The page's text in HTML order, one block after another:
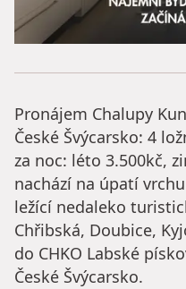
Pronájem Chalupy
České Švýcarsko: 4
za noc: léto 3.500kč,
nachází na úpatí
ležící nedaleko
Chřibská, Doubice,
do CHKO Labské
České Švýcarsko.